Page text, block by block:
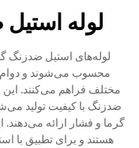
لوله
لوله‌های استیل ضدزنگ
محسوب می‌شوند و دوام
مختلف فراهم می‌کنند. این
ضدزنگ با کیفیت تولید
گرما و فشار ارائه
هستند و برای تطبیق با